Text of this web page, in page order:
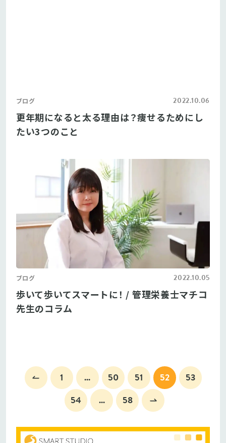
ブログ 2022.10.06
更年期になると太る理由は？痩せるためにし
たい3つのこと
ブログ 2022.10.05
歩いて歩いてスマートに！ / 管理栄養士マチコ
先生のコラム
1 ... 50 51 52
53
54
... 58